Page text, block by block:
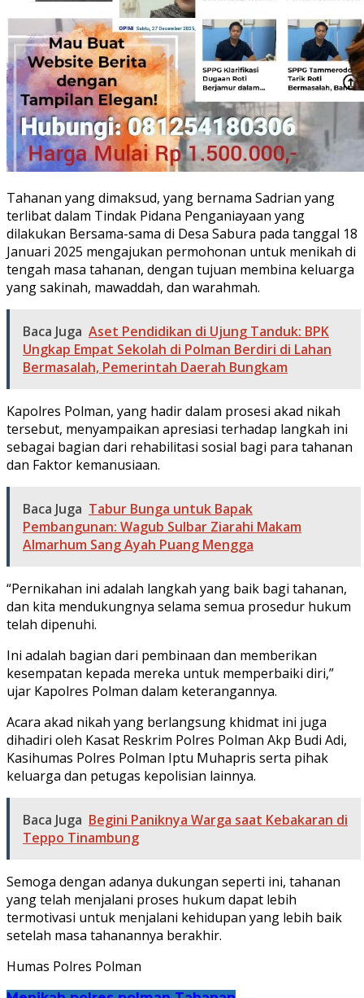
Tahanan yang dimaksud, yang bernama Sadrian yang
terlibat dalam Tindak Pidana Penganiayaan yang
dilakukan Bersama-sama di Desa Sabura pada tanggal 18
Januari 2025 mengajukan permohonan untuk menikah di
tengah masa tahanan, dengan tujuan membina keluarga
yang sakinah, mawaddah, dan warahmah.
Baca Juga Aset Pendidikan di Ujung Tanduk: BPK
Ungkap Empat Sekolah di Polman Berdiri di Lahan
Bermasalah, Pemerintah Daerah Bungkam
Kapolres Polman, yang hadir dalam prosesi akad nikah
tersebut, menyampaikan apresiasi terhadap langkah ini
sebagai bagian dari rehabilitasi sosial bagi para tahanan
dan Faktor kemanusiaan.
Baca Juga Tabur Bunga untuk Bapak
Pembangunan: Wagub Sulbar Ziarahi Makam
Almarhum Sang Ayah Puang Mengga
“Pernikahan ini adalah langkah yang baik bagi tahanan,
dan kita mendukungnya selama semua prosedur hukum
telah dipenuhi.
Ini adalah bagian dari pembinaan dan memberikan
kesempatan kepada mereka untuk memperbaiki diri,”
ujar Kapolres Polman dalam keterangannya.
Acara akad nikah yang berlangsung khidmat ini juga
dihadiri oleh Kasat Reskrim Polres Polman Akp Budi Adi,
Kasihumas Polres Polman Iptu Muhapris serta pihak
keluarga dan petugas kepolisian lainnya.
Baca Juga Begini Paniknya Warga saat Kebakaran di
Teppo Tinambung
Semoga dengan adanya dukungan seperti ini, tahanan
yang telah menjalani proses hukum dapat lebih
termotivasi untuk menjalani kehidupan yang lebih baik
setelah masa tahanannya berakhir.
Humas Polres Polman